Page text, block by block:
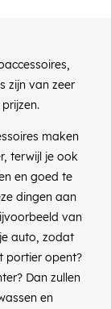
zijn van zeer
maken
terwijl je ook
en goed te
dingen aan
van
auto, zodat
portier opent?
Dan zullen
en